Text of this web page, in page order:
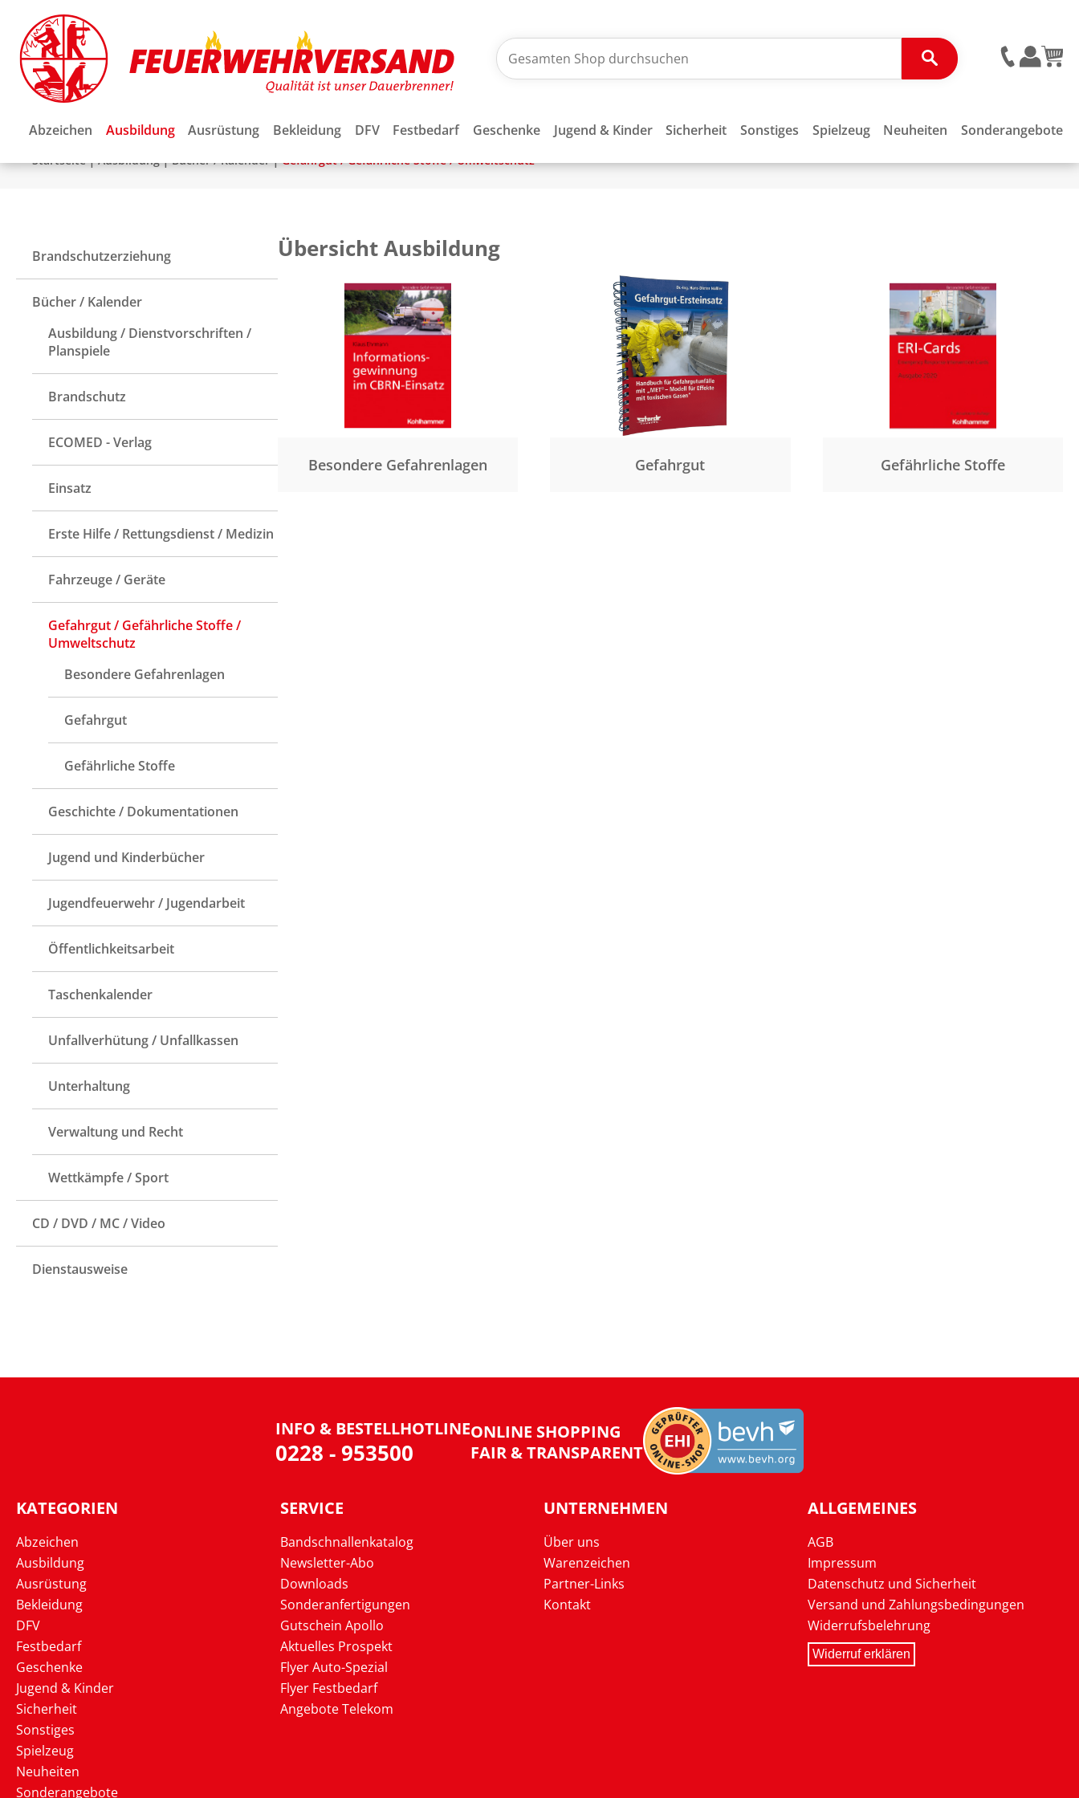
Abzeichen Ausbildung Ausrüstung Bekleidung DFV Festbedarf Geschenke Jugend & Kinder Sicherheit Sonstiges Spielzeug Neuheiten Sonderangebote
Startseite|Ausbildung|Bücher / Kalender|Gefahrgut / Gefährliche Stoffe / Umweltschutz
Brandschutzerziehung
Bücher / Kalender
Ausbildung / Dienstvorschriften /
Planspiele
Brandschutz
ECOMED - Verlag
Einsatz
Erste Hilfe / Rettungsdienst / Medizin
Fahrzeuge / Geräte
Gefahrgut / Gefährliche Stoffe /
Umweltschutz
Besondere Gefahrenlagen
Gefahrgut
Gefährliche Stoffe
Geschichte / Dokumentationen
Jugend und Kinderbücher
Jugendfeuerwehr / Jugendarbeit
Öffentlichkeitsarbeit
Taschenkalender
Unfallverhütung / Unfallkassen
Unterhaltung
Verwaltung und Recht
Wettkämpfe / Sport
CD / DVD / MC / Video
Dienstausweise
Übersicht Ausbildung
Besondere Gefahrenlagen Gefahrgut Gefährliche Stoffe
INFO & BESTELLHOTLINE
0228 - 953500
ONLINE SHOPPING
FAIR & TRANSPARENT
KATEGORIEN
Abzeichen
Ausbildung
Ausrüstung
Bekleidung
DFV
Festbedarf
Geschenke
Jugend & Kinder
Sicherheit
Sonstiges
Spielzeug
Neuheiten
Sonderangebote
SERVICE
Bandschnallenkatalog
Newsletter-Abo
Downloads
Sonderanfertigungen
Gutschein Apollo
Aktuelles Prospekt
Flyer Auto-Spezial
Flyer Festbedarf
Angebote Telekom
UNTERNEHMEN
Über uns
Warenzeichen
Partner-Links
Kontakt
ALLGEMEINES
AGB
Impressum
Datenschutz und Sicherheit
Versand und Zahlungsbedingungen
Widerrufsbelehrung
Widerruf erklären